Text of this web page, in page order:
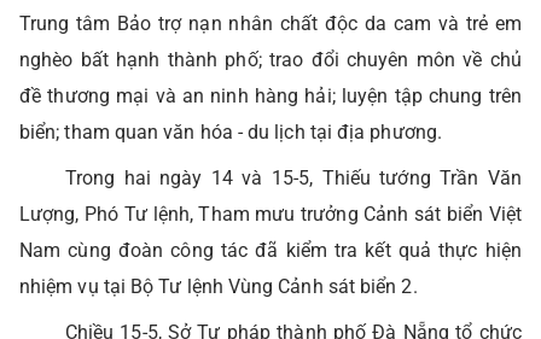
Trung tâm Bảo trợ nạn nhân chất độc da cam và trẻ em
nghèo bất hạnh thành phố; trao đổi chuyên môn về chủ
đề thương mại và an ninh hàng hải; luyện tập chung trên
biển; tham quan văn hóa - du lịch tại địa phương.
Trong hai ngày 14 và 15-5, Thiếu tướng Trần Văn
Lượng, Phó Tư lệnh, Tham mưu trưởng Cảnh sát biển Việt
Nam cùng đoàn công tác đã kiểm tra kết quả thực hiện
nhiệm vụ tại Bộ Tư lệnh Vùng Cảnh sát biển 2.
Chiều 15-5, Sở Tư pháp thành phố Đà Nẵng tổ chức